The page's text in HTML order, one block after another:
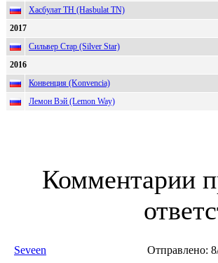
Хасбулат ТН (Hasbulat TN)
2017
Сильвер Стар (Silver Star)
2016
Конвенция (Konvencia)
Лемон Вэй (Lemon Way)
Комментарии
Seveen Отправлено: